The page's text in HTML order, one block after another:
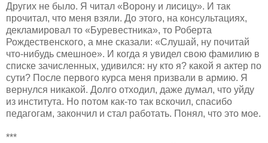
Других не было. Я читал «Ворону и лисицу». И так
прочитал, что меня взяли. До этого, на консультациях,
декламировал то «Буревестника», то Роберта
Рождественского, а мне сказали: «Слушай, ну почитай
что-нибудь смешное». И когда я увидел свою фамилию в
списке зачисленных, удивился: ну кто я? какой я актер по
сути? После первого курса меня призвали в армию. Я
вернулся никакой. Долго отходил, даже думал, что уйду
из института. Но потом как-то так вскочил, спасибо
педагогам, закончил и стал работать. Понял, что это мое.
***